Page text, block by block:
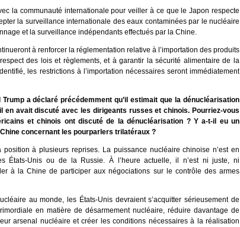
la communauté internationale pour veiller à ce que le Japon respecte
la surveillance internationale des eaux contaminées par le nucléaire
et la surveillance indépendants effectués par la Chine.
à renforcer la réglementation relative à l’importation des produits
des lois et règlements, et à garantir la sécurité alimentaire de la
les restrictions à l’importation nécessaires seront immédiatement
a déclaré précédemment qu’il estimait que la dénucléarisation
en avait discuté avec les dirigeants russes et chinois. Pourriez-vous
et chinois ont discuté de la dénucléarisation ? Y a-t-il eu un
concernant les pourparlers trilatéraux ?
à plusieurs reprises. La puissance nucléaire chinoise n’est en
États-Unis ou de la Russie. À l’heure actuelle, il n’est ni juste, ni
à la Chine de participer aux négociations sur le contrôle des armes
au monde, les États-Unis devraient s’acquitter sérieusement de
en matière de désarmement nucléaire, réduire davantage de
arsenal nucléaire et créer les conditions nécessaires à la réalisation